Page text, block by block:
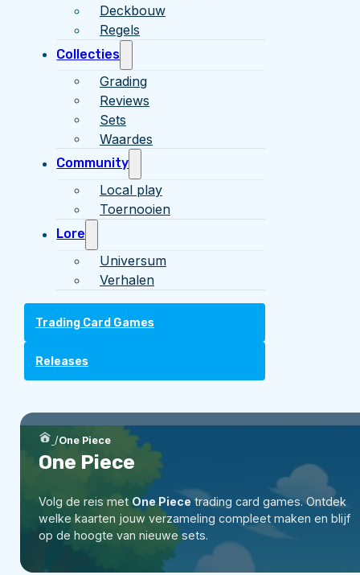
Deckbouw
Regels
Collecties
Grading
Reviews
Sets
Waardes
Community
Local play
Toernooien
Lore
Universum
Verhalen
Trading Card Games
Releases
/One Piece
One Piece
Volg de reis metOne Piecetrading card games. Ontdek
welke kaarten jouw verzameling compleet maken en blijf
op de hoogte van nieuwe sets.